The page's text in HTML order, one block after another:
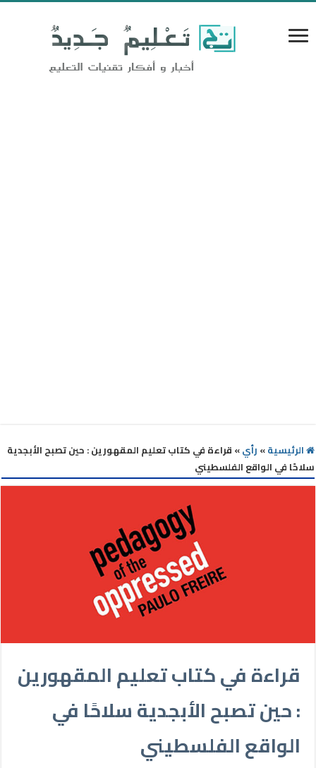
الرئيسية» رأي» قراءة في كتاب تعليم المقهورين : حين تصبح الأبجدية
سلاحًا في الواقع الفلسطيني
قراءة في كتاب تعليم المقهورين
: حين تصبح الأبجدية سلاحًا في
الواقع الفلسطيني